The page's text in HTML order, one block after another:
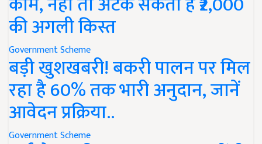
की अगली किस्त
Government Scheme
बड़ी खुशखबरी! बकरी पालन पर मिल
रहा है 60% तक भारी अनुदान, जानें
आवेदन प्रक्रिया..
Government Scheme